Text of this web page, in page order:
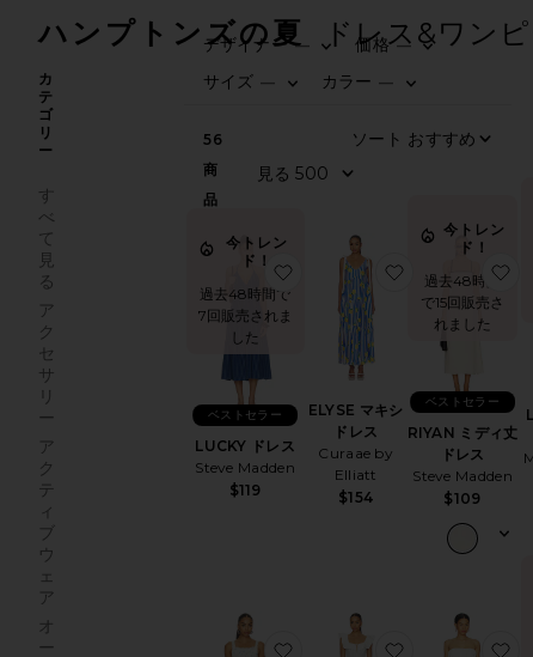
ハンプトンズの夏 ドレス&ワン
カ
テ
ゴ
リ
ー
す
べ
て
見
る
ア
ク
セ
サ
リ
ー
ア
ク
テ
ィ
ブ
ウ
ェ
ア
オ
ー
デザイナー—
価格—
サイズ —
カラー —
56
商
品
今トレン
ド！
過去48時間で
7回販売されま
した
LUCKY ドレス
Steve Madden
$119
ベストセラー
お気に入りLUCKY ドレス
ELYSE マキシ
ドレス
Curaae by
Elliatt
$154
お気に入り
今トレン
ド！
過去48時間
で15回販売さ
れました
RIYAN ミディ丈
ドレス
Steve Madden
$109
ベストセラー
お気に入りLILY ドレス
お気に入り